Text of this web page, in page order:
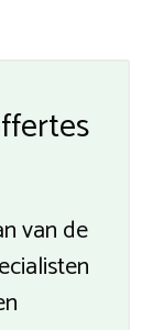
van de